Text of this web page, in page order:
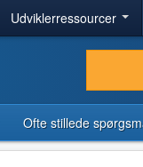
Udviklerressourcer
Ofte stillede